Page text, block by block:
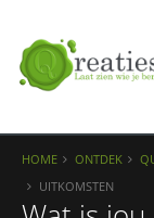
HOME ONTDEK
UITKOMSTEN